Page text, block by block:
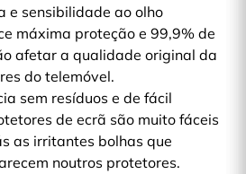
e sensibilidade ao olho
máxima proteção e 99,9% de
afetar a qualidade original da
do telemóvel.
sem resíduos e de fácil
de ecrã são muito fáceis
as irritantes bolhas que
noutros protetores.